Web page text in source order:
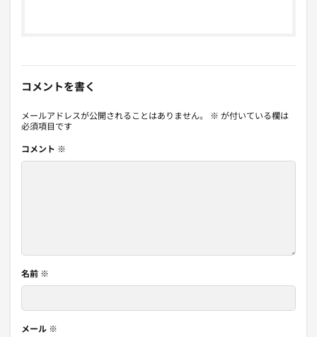
コメントを書く
メールアドレスが公開されることはありません。 ※ が付いている欄は
必須項目です
コメント ※
名前 ※
メール ※